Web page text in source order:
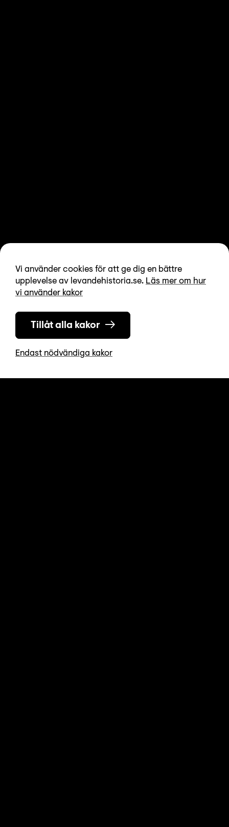
Vi använder cookies för att ge dig en bättre
upplevelse av levandehistoria.se. Läs mer om hur
vi använder kakor
Tillåt alla kakor
Endast nödvändiga kakor